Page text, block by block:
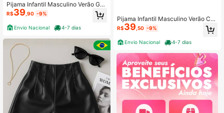
Pijama Infantil Masculino Verão Ga
me Over - Hey Kids Azul
R$39 ,90 -9%
Envio Nacional 4-7 dias
Pijama Infantil Masculino Verão Cof
fe With Skateboard - Hey Kids - Bra
nco
R$39,50 -9%
Envio Nacional 4-7 dias